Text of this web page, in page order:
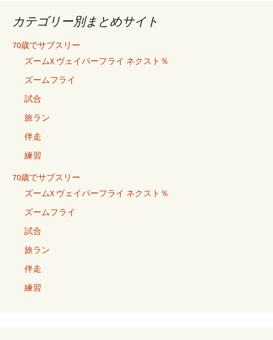
カテゴリー別まとめサイト
70歳でサブスリー
ズームX ヴェイパーフライ ネクスト％
ズームフライ
試合
旅ラン
伴走
練習
70歳でサブスリー
ズームX ヴェイパーフライ ネクスト％
ズームフライ
試合
旅ラン
伴走
練習